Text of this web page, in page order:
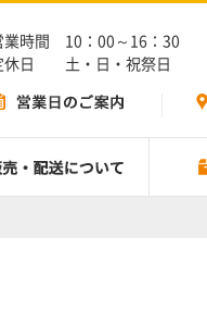
業時間 10：00～16：30
休日 土・日・祝祭日